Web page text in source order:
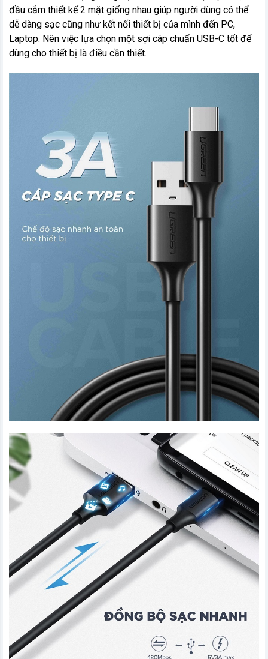
đầu cắm thiết kế 2 mặt giống nhau giúp người dùng có thể
dễ dàng sạc cũng như kết nối thiết bị của mình đến PC,
Laptop. Nên việc lựa chọn một sợi cáp chuẩn USB-C tốt để
dùng cho thiết bị là điều cần thiết.